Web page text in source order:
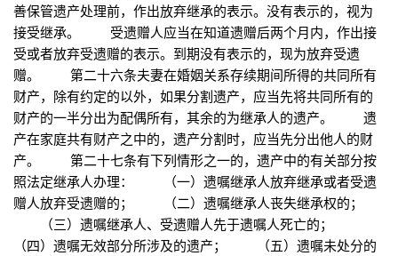
善保管遗产处理前，作出放弃继承的表示。没有表示的，视为
接受继承。 受遗赠人应当在知道遗赠后两个月内，作出接
受或者放弃受遗赠的表示。到期没有表示的，现为放弃受遗
赠。 第二十六条夫妻在婚姻关系存续期间所得的共同所有
财产，除有约定的以外，如果分割遗产，应当先将共同所有的
财产的一半分出为配偶所有，其余的为继承人的遗产。 遗
产在家庭共有财产之中的，遗产分割时，应当先分出他人的财
产。 第二十七条有下列情形之一的，遗产中的有关部分按
照法定继承人办理： （一）遗嘱继承人放弃继承或者受遗
赠人放弃受遗赠的； （二）遗嘱继承人丧失继承权的；
（三）遗嘱继承人、受遗赠人先于遗嘱人死亡的；
（四）遗嘱无效部分所涉及的遗产； （五）遗嘱未处分的